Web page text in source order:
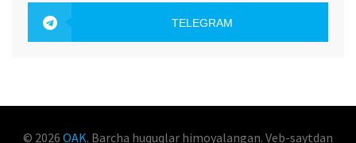
TELEGRAM
© 2026 OAK. Barcha huquqlar himoyalangan. Veb-saytdan